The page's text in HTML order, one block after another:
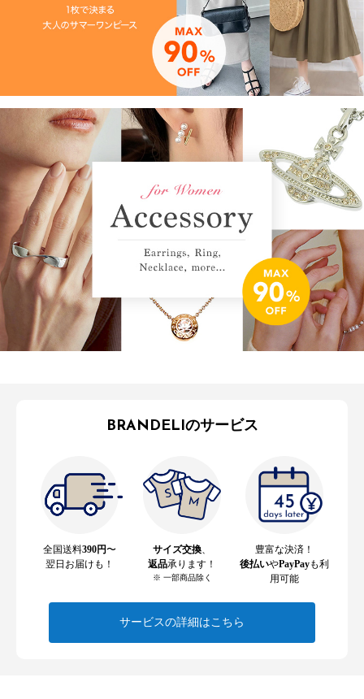
BRANDELIのサービス
全国送料390円〜
翌日お届けも！
サイズ交換
返品承ります！
※ 一部商品除く
豊富な決済！
後払いやPayPayも利
用可能
サービスの詳細はこちら